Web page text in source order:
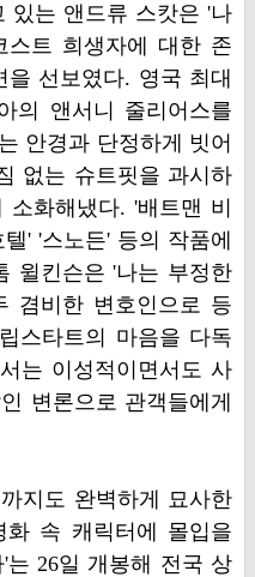
있는 앤드류 스캇은 '나
스트 희생자에 대한 존
선보였다. 영국 최대
의 앤서니 줄리어스를
안경과 단정하게 빗어
없는 슈트핏을 과시하
화해냈다. '배트맨 비
' '스노든' 등의 작품에
윌킨슨은 '나는 부정한
겸비한 변호인으로 등
스타트의 마음을 다독
는 이성적이면서도 사
변론으로 관객들에게
지도 완벽하게 묘사한
화 속 캐릭터에 몰입을
26일 개봉해 전국 상